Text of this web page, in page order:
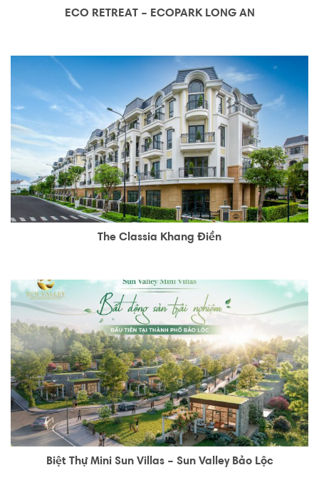
ECO RETREAT – ECOPARK LONG AN
The Classia Khang Điền
Biệt Thự Mini Sun Villas – Sun Valley Bảo Lộc